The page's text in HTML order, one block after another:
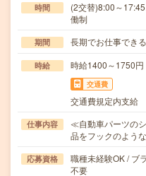
時間
(2交替)8:00～
働制
期間 長期でお仕事でき
時給 時給1400～1750
交通費
交通費規定内支給
仕事内容
≪自動車パーツの
品をフックのよう
応募資格
職種未経験OK / ブ
不要